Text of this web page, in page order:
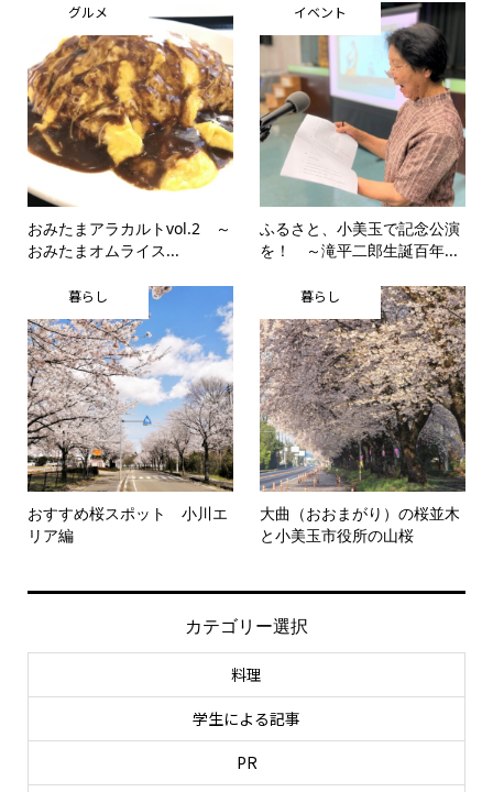
グルメ
おみたまアラカルトvol.2 ～
おみたまオムライス...
イベント
ふるさと、小美玉で記念公演
を！ ～滝平二郎生誕百年...
暮らし
おすすめ桜スポット 小川エ
リア編
暮らし
大曲（おおまがり）の桜並木
と小美玉市役所の山桜
カテゴリー選択
料理
学生による記事
PR